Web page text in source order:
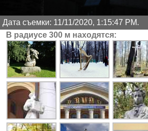
Дата съемки: 11/11/2020, 1:15:47 PM.
В радиусе 300 м находятся: